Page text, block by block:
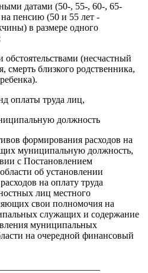
датами (50-, 55-, 60-, 65-
на пенсию (50 и 55 лет -
в размере одного
обстоятельствами (несчастный
смерть близкого родственника,
оплаты труда лиц,
должность
формирования расходов на
муниципальную должность,
с Постановлением
об установлении
на оплату труда
лиц местного
свои полномочия на
служащих и содержание
муниципальных
на очередной финансовый